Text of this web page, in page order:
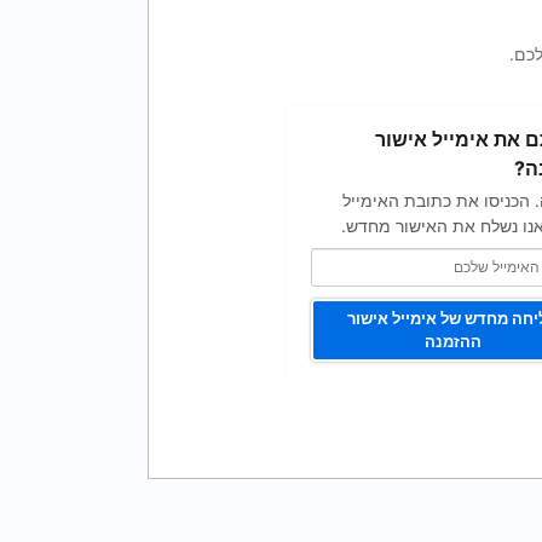
את אימייל אישור
הכניסו את כתובת האימייל
נשלח את האישור מחדש.
מחדש של אימייל אישור
ההזמנה